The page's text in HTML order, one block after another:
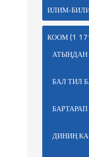
ИЛИМ-
КООМ(1
БАЛ ТИЛ
БАРТАРАП
ДИНИҢ